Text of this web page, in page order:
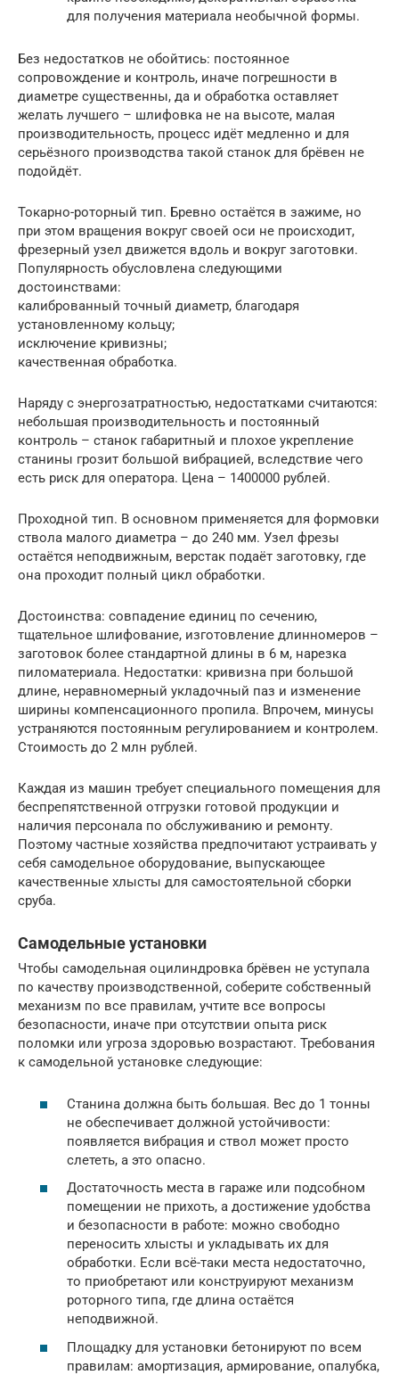
для получения материала необычной формы.
Без недостатков не обойтись: постоянное
сопровождение и контроль, иначе погрешности в
диаметре существенны, да и обработка оставляет
желать лучшего – шлифовка не на высоте, малая
производительность, процесс идёт медленно и для
серьёзного производства такой станок для брёвен не
подойдёт.
Токарно-роторный тип. Бревно остаётся в зажиме, но
при этом вращения вокруг своей оси не происходит,
фрезерный узел движется вдоль и вокруг заготовки.
Популярность обусловлена следующими
достоинствами:
калиброванный точный диаметр, благодаря
установленному кольцу;
исключение кривизны;
качественная обработка.
Наряду с энергозатратностью, недостатками считаются:
небольшая производительность и постоянный
контроль – станок габаритный и плохое укрепление
станины грозит большой вибрацией, вследствие чего
есть риск для оператора. Цена – 1400000 рублей.
Проходной тип. В основном применяется для формовки
ствола малого диаметра – до 240 мм. Узел фрезы
остаётся неподвижным, верстак подаёт заготовку, где
она проходит полный цикл обработки.
Достоинства: совпадение единиц по сечению,
тщательное шлифование, изготовление длинномеров –
заготовок более стандартной длины в 6 м, нарезка
пиломатериала. Недостатки: кривизна при большой
длине, неравномерный укладочный паз и изменение
ширины компенсационного пропила. Впрочем, минусы
устраняются постоянным регулированием и контролем.
Стоимость до 2 млн рублей.
Каждая из машин требует специального помещения для
беспрепятственной отгрузки готовой продукции и
наличия персонала по обслуживанию и ремонту.
Поэтому частные хозяйства предпочитают устраивать у
себя самодельное оборудование, выпускающее
качественные хлысты для самостоятельной сборки
сруба.
Самодельные установки
Чтобы самодельная оцилиндровка брёвен не уступала
по качеству производственной, соберите собственный
механизм по все правилам, учтите все вопросы
безопасности, иначе при отсутствии опыта риск
поломки или угроза здоровью возрастают. Требования
к самодельной установке следующие:
Станина должна быть большая. Вес до 1 тонны
не обеспечивает должной устойчивости:
появляется вибрация и ствол может просто
слететь, а это опасно.
Достаточность места в гараже или подсобном
помещении не прихоть, а достижение удобства
и безопасности в работе: можно свободно
переносить хлысты и укладывать их для
обработки. Если всё-таки места недостаточно,
то приобретают или конструируют механизм
роторного типа, где длина остаётся
неподвижной.
Площадку для установки бетонируют по всем
правилам: амортизация, армирование, опалубка,